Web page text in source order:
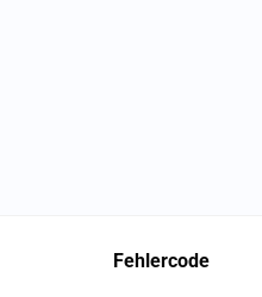
Fehlercode